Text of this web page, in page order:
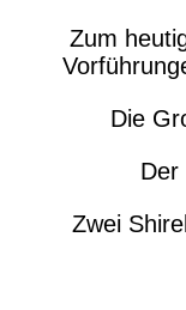
Zum
Die
Der
Zwei